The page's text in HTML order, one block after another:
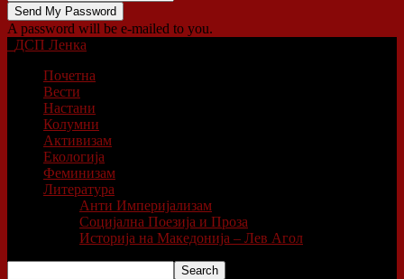
A password will be e-mailed to you.
ДСП Ленка
Почетна
Вести
Настани
Колумни
Активизам
Екологија
Феминизам
Литература
Анти Империјализам
Социјална Поезија и Проза
Историја на Македонија – Лев Агол